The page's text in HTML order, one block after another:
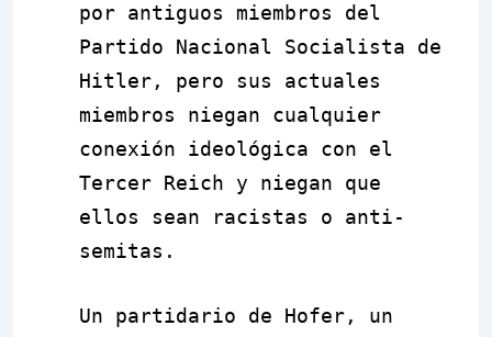
por antiguos miembros del
Partido Nacional Socialista de
Hitler, pero sus actuales
miembros niegan cualquier
conexión ideológica con el
Tercer Reich y niegan que
ellos sean racistas o anti-
semitas.
Un partidario de Hofer, un